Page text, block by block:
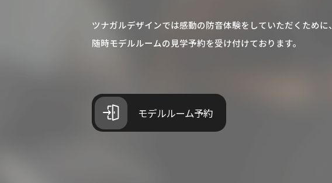
ツナガルデザインでは感動の防音体験をしていただくために、
随時モデルルームの見学予約を受け付けております。
モデルルーム予約